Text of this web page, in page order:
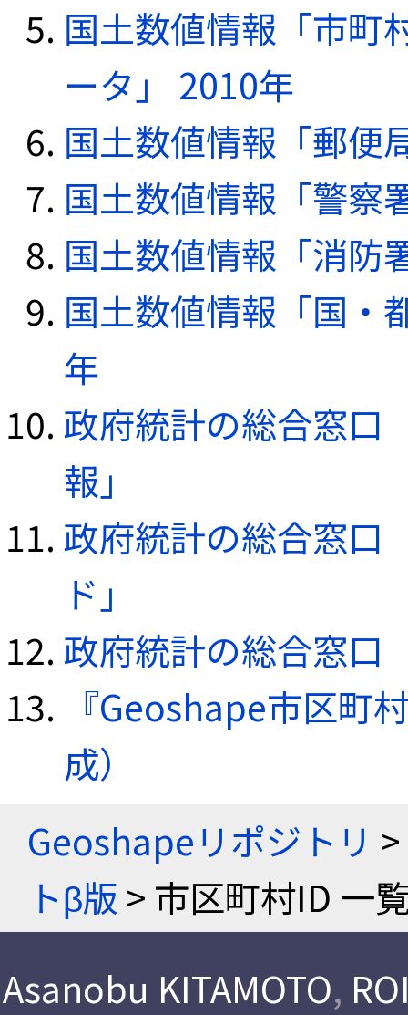
国土数値情報「市町
ータ」 2010年
国土数値情報「郵便
国土数値情報「警察
国土数値情報「消防
国土数値情報「国・
年
政府統計の総合窓口
報」
政府統計の総合窓口
ド」
政府統計の総合窓口
『Geoshape市区町
成）
Geoshapeリポジトリ >
トβ版 > 市区町村ID 一
Asanobu KITAMOTO,